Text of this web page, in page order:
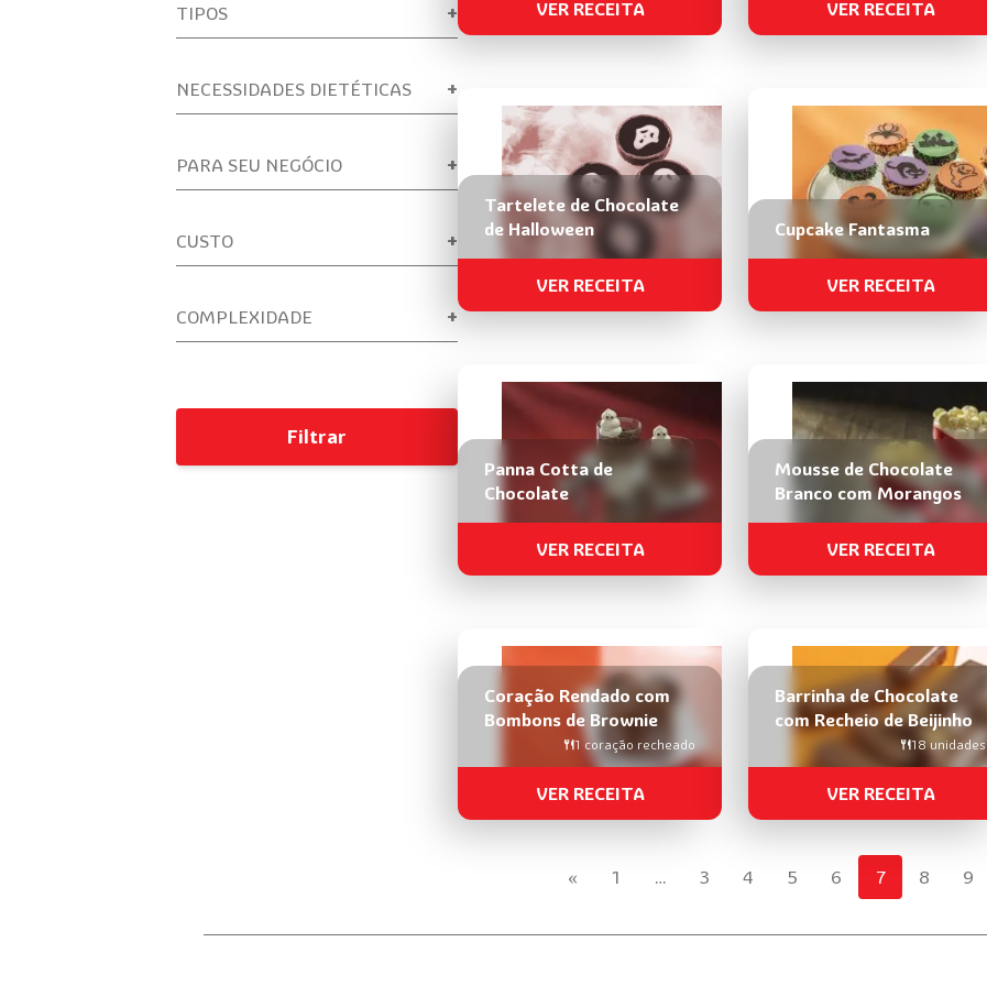
TIPOS
NECESSIDADES DIETÉTICAS
PARA SEU NEGÓCIO
CUSTO
COMPLEXIDADE
Filtrar
VER RECEITA VER RECEITA
Tartelete de Chocolate
de Halloween
VER RECEITA
Cupcake Fantasma
VER RECEITA
Panna Cotta de
Chocolate
VER RECEITA
Mousse de Chocolate
Branco com Morangos
VER RECEITA
Coração Rendado com
Bombons de Brownie
1 coração recheado
VER RECEITA
Barrinha de Chocolate
com Recheio de Beijinho
18 unidades
VER RECEITA
« 1 … 3 4 5 6 7 8 9